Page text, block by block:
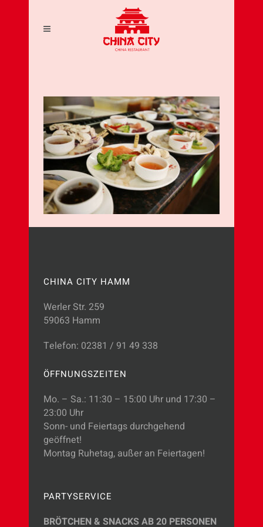
CHINA CITY HAMM
Werler Str. 259
59063 Hamm
Telefon: 02381 / 91 49 338
ÖFFNUNGSZEITEN
Mo. – Sa.: 11:30 – 15:00 Uhr und 17:30 –
23:00 Uhr
Sonn- und Feiertags durchgehend
geöffnet!
Montag Ruhetag, außer an Feiertagen!
PARTYSERVICE
BRÖTCHEN & SNACKS AB 20 PERSONEN